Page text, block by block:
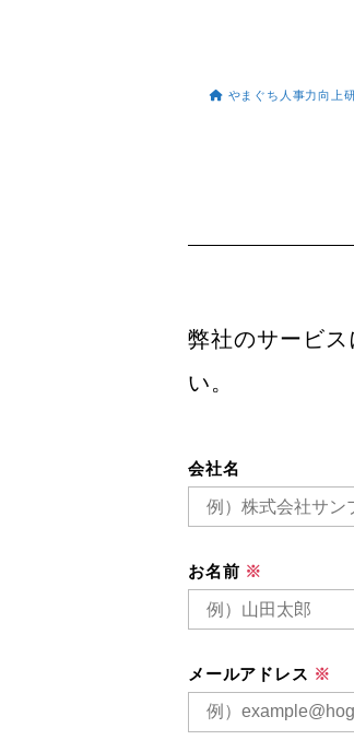
やまぐち人事力向上
弊社のサービ
い。
会社名
お名前 ※
メールアドレス ※